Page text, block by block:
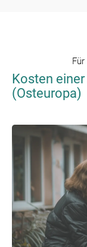
Für
Kosten einer
(Osteuropa)